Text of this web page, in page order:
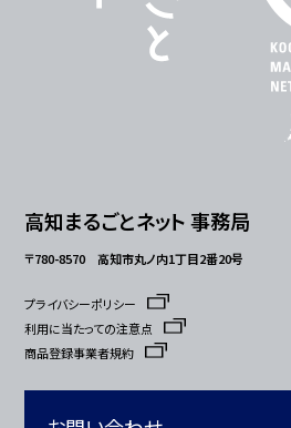
高知まるごとネット 事務局
〒780-8570 高知市丸ノ内1丁目2番20号
プライバシーポリシー
利用に当たっての注意点
商品登録事業者規約